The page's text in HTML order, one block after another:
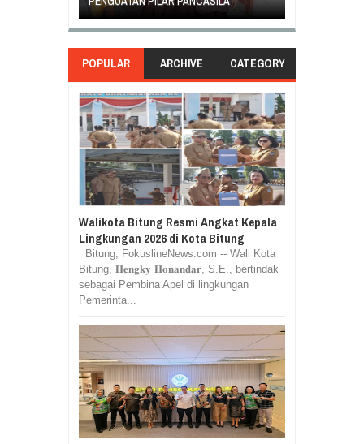
POPULAR ARCHIVE CATEGORY
Walikota Bitung Resmi Angkat Kepala
Lingkungan 2026 di Kota Bitung
Bitung, FokuslineNews.com -- Wali Kota
Bitung, 𝐇𝐞𝐧𝐠𝐤𝐲 𝐇𝐨𝐧𝐚𝐧𝐝𝐚𝐫, S.E., bertindak
sebagai Pembina Apel di lingkungan
Pemerinta...